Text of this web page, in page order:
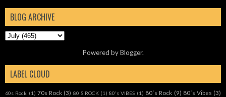
BLOG ARCHIVE
Powered byBlogger.
LABEL CLOUD
60s Rock (1) 70s Rock (3) 80'S ROCK (1) 80's VIBES (1) 80´s Rock (9) 80´s Vibes (3)